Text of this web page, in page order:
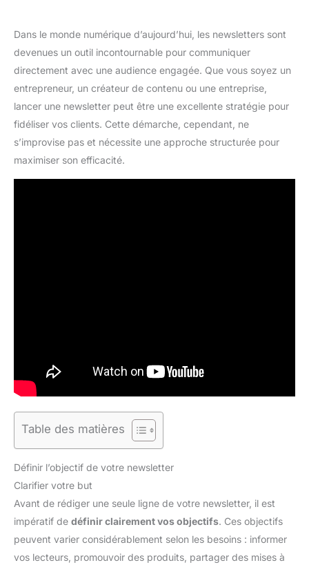
Dans le monde numérique d’aujourd’hui, les newsletters sont
devenues un outil incontournable pour communiquer
directement avec une audience engagée. Que vous soyez un
entrepreneur, un créateur de contenu ou une entreprise,
lancer une newsletter peut être une excellente stratégie pour
fidéliser vos clients. Cette démarche, cependant, ne
s’improvise pas et nécessite une approche structurée pour
maximiser son efficacité.
Table des matières
Définir l’objectif de votre newsletter
Clarifier votre but
Avant de rédiger une seule ligne de votre newsletter, il est
impératif de définir clairement vos objectifs. Ces objectifs
peuvent varier considérablement selon les besoins : informer
vos lecteurs, promouvoir des produits, partager des mises à